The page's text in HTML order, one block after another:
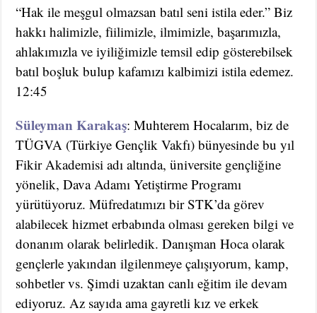
“Hak ile meşgul olmazsan batıl seni istila eder.” Biz
hakkı halimizle, fiilimizle, ilmimizle, başarımızla,
ahlakımızla ve iyiliğimizle temsil edip gösterebilsek
batıl boşluk bulup kafamızı kalbimizi istila edemez.
12:45
Süleyman Karakaş: Muhterem Hocalarım, biz de
TÜGVA (Türkiye Gençlik Vakfı) bünyesinde bu yıl
Fikir Akademisi adı altında, üniversite gençliğine
yönelik, Dava Adamı Yetiştirme Programı
yürütüyoruz. Müfredatımızı bir STK’da görev
alabilecek hizmet erbabında olması gereken bilgi ve
donanım olarak belirledik. Danışman Hoca olarak
gençlerle yakından ilgilenmeye çalışıyorum, kamp,
sohbetler vs. Şimdi uzaktan canlı eğitim ile devam
ediyoruz. Az sayıda ama gayretli kız ve erkek